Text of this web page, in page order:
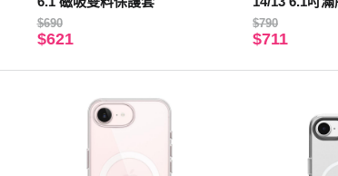
$690
$621
$790
$711